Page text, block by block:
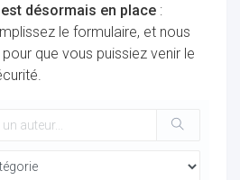
désormais en place:
le formulaire, et nous
que vous puissiez venir le